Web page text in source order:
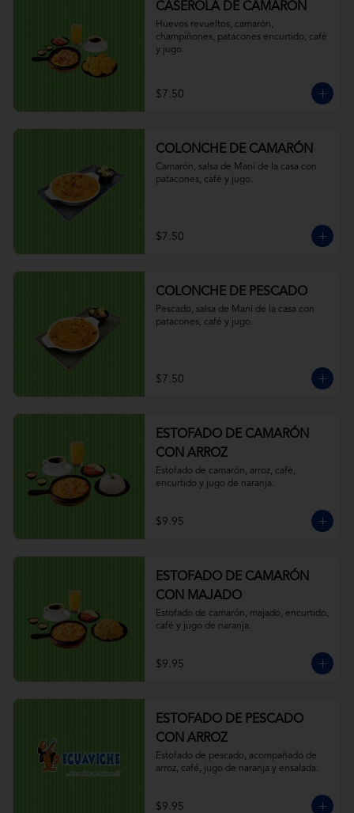
CASEROLA DE CAMARÓN
Huevos revueltos, camarón,
champiñones, patacones encurtido, café
y jugo.
$7.50
COLONCHE DE CAMARÓN
Camarón, salsa de Maní de la casa con
patacones, café y jugo.
$7.50
COLONCHE DE PESCADO
Pescado, salsa de Maní de la casa con
patacones, café y jugo.
$7.50
ESTOFADO DE CAMARÓN
CON ARROZ
Estofado de camarón, arroz, café,
encurtido y jugo de naranja.
$9.95
ESTOFADO DE CAMARÓN
CON MAJADO
Estofado de camarón, majado, encurtido,
café y jugo de naranja.
$9.95
ESTOFADO DE PESCADO
CON ARROZ
Estofado de pescado, acompañado de
arroz, café, jugo de naranja y ensalada.
$9.95